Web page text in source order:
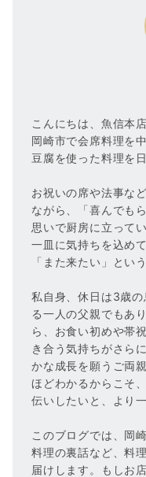
こんにちは、魚信本
岡崎市で会席料理を
豆腐を使った料理を
お祝いの席や法事な
ながら、「喜んでも
思いで厨房に立って
一皿に気持ちを込め
「また来たい」とい
私自身、休日は3歳
る一人の父親でもあ
ら、お食い初めや帯
き合う気持ちがさら
かな成長を願うご両
ほどわかるからこそ
伝いしたいと、より
このブログでは、岡
料理の裏話など、料
届けします。もしお